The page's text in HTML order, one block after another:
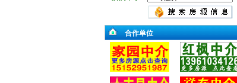
合作单位